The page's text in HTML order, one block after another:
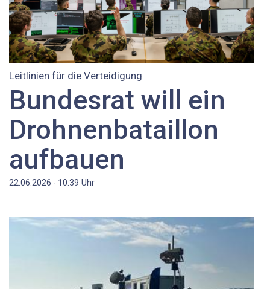
Leitlinien für die Verteidigung
Bundesrat will ein
Drohnenbataillon
aufbauen
22.06.2026 - 10:39 Uhr